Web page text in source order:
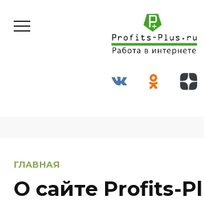
ГЛАВНАЯ
О сайте Profits-